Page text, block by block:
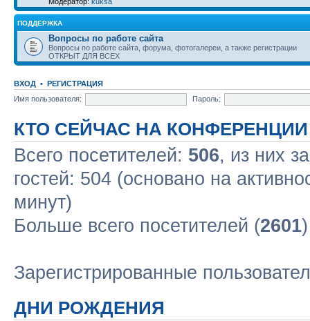
ПОДДЕРЖКА
Вопросы по работе сайта
Вопросы по работе сайта, форума, фотогалереи, а также регистрации
ОТКРЫТ ДЛЯ ВСЕХ
ВХОД • РЕГИСТРАЦИЯ
Имя пользователя:
Пароль:
КТО СЕЙЧАС НА КОНФЕРЕНЦИИ
Всего посетителей: 506, из них
гостей: 504 (основано на
минут)
Больше всего посетителей (2601
Зарегистрированные
ДНИ РОЖДЕНИЯ